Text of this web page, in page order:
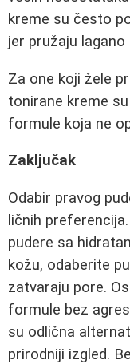
kreme su često
jer pružaju
Za one koji žele
tonirane kreme
formule koja ne
Zaključak
Odabir pravog
ličnih
pudere sa
kožu, odaberite
zatvaraju pore.
formule bez
su odlična
prirodniji izgled.